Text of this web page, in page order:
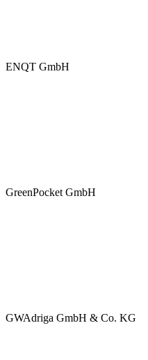
ENQT GmbH
GreenPocket GmbH
GWAdriga GmbH & Co. KG